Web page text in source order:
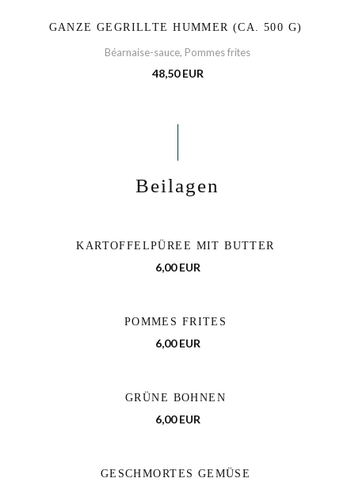
GANZE GEGRILLTE HUMMER (CA. 500 G)
Béarnaise-sauce, Pommes frites
48,50 EUR
Beilagen
KARTOFFELPÜREE MIT BUTTER
6,00 EUR
POMMES FRITES
6,00 EUR
GRÜNE BOHNEN
6,00 EUR
GESCHMORTES GEMÜSE